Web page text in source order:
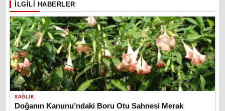
İLGILI HABERLER
SAĞLIK
Doğanın Kanunu’ndaki Boru Otu Sahnesi Merak